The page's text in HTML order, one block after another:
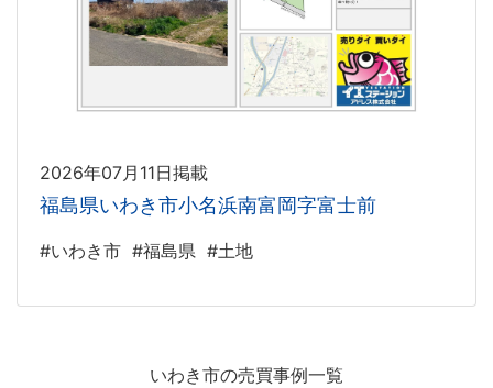
2026年07月11日掲載
福島県いわき市小名浜南富岡字富士前
#いわき市 #福島県 #土地
いわき市の売買事例一覧